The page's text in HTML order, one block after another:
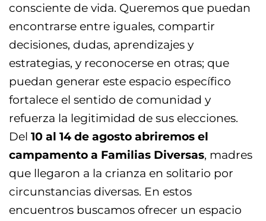
consciente de vida. Queremos que puedan
encontrarse entre iguales, compartir
decisiones, dudas, aprendizajes y
estrategias, y reconocerse en otras; que
puedan generar este espacio específico
fortalece el sentido de comunidad y
refuerza la legitimidad de sus elecciones.
Del 10 al 14 de agosto abriremos el
campamento a Familias Diversas, madres
que llegaron a la crianza en solitario por
circunstancias diversas. En estos
encuentros buscamos ofrecer un espacio